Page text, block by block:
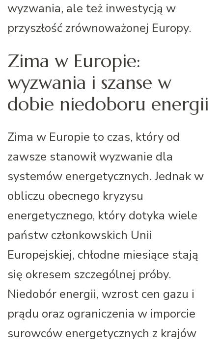
wyzwania, ale też inwestycją w
przyszłość zrównoważonej Europy.
Zima w Europie:
wyzwania i szanse w
dobie niedoboru energii
Zima w Europie to czas, który od
zawsze stanowił wyzwanie dla
systemów energetycznych. Jednak w
obliczu obecnego kryzysu
energetycznego, który dotyka wiele
państw członkowskich Unii
Europejskiej, chłodne miesiące stają
się okresem szczególnej próby.
Niedobór energii, wzrost cen gazu i
prądu oraz ograniczenia w imporcie
surowców energetycznych z krajów